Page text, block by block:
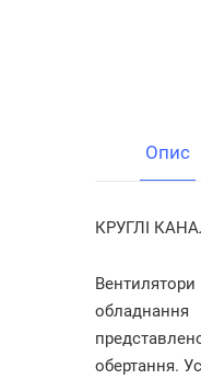
Опис
КРУГЛІ
Вентилятори
обладнання
обертання.